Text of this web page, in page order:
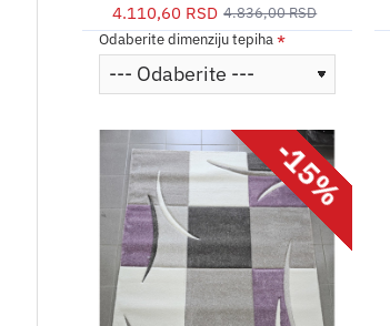
4.110,60 RSD 4.836,00 RSD
Odaberite dimenziju tepiha
-15%